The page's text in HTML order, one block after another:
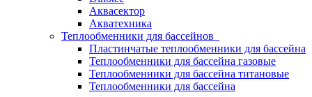
Аквасектор
Акватехника
Теплообменники для бассейнов
Пластинчатые теплообменники для бассейна
Теплообменники для бассейна газовые
Теплообменники для бассейна титановые
Теплообменники для бассейна